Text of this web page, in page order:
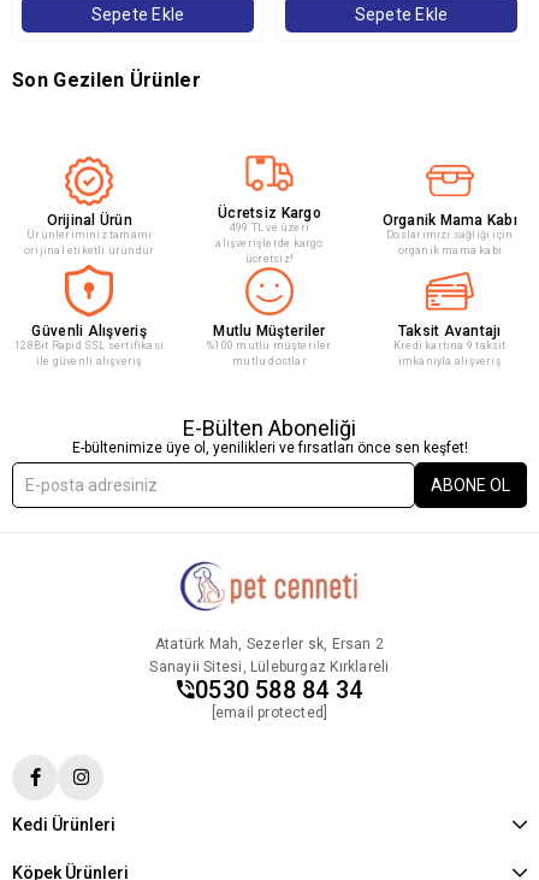
Sepete Ekle Sepete Ekle
Son Gezilen Ürünler
Orijinal Ürün
Ürünleriminiz tamamı
orijinal etiketli üründür
Ücretsiz Kargo
499 TL ve üzeri
alışverişlerde kargo
ücretsiz!
Organik Mama Kabı
Doslarımızı sağlığı için
organik mama kabı
Güvenli Alışveriş
128Bit Rapid SSL sertifikası
ile güvenli alışveriş
Mutlu Müşteriler
%100 mutlu müşteriler
mutlu dostlar
Taksit Avantajı
Kredi kartına 9 taksit
imkanıyla alışveriş
E-Bülten Aboneliği
E-bültenimize üye ol, yenilikleri ve fırsatları önce sen keşfet!
ABONE OL
Atatürk Mah, Sezerler sk, Ersan 2
Sanayii Sitesi, Lüleburgaz Kırklareli
0530 588 84 34
[email protected]
Kedi Ürünleri
Köpek Ürünleri